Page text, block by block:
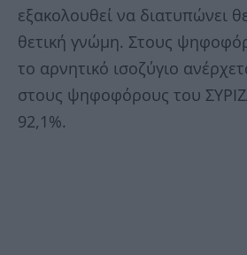
εξακολουθεί να διατυπώνει
θετική γνώμη. Στους
το αρνητικό ισοζύγιο
στους ψηφοφόρους του
92,1%.